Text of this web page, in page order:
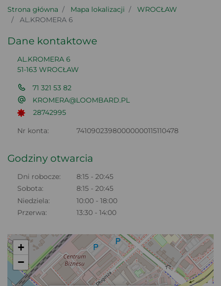
Strona główna Mapa lokalizacji
WROCŁAW
AL.KROMERA 6
Dane kontaktowe
AL.KROMERA 6
51-163 WROCŁAW
71 321 53 82
KROMERA@LOOMBARD.PL
28742995
Nr konta: 74109023980000000115110478
Godziny otwarcia
Dni robocze:
8:15 - 20:45
Sobota:
8:15 - 20:45
Niedziela:
10:00 - 18:00
Przerwa:
13:30 - 14:00
+
−